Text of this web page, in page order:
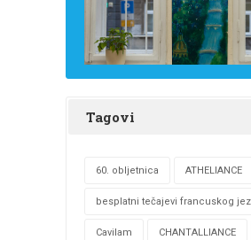
Tagovi
60. obljetnica ATHELIANCE
besplatni tečajevi francuskog
Cavilam CHANTALLIANCE